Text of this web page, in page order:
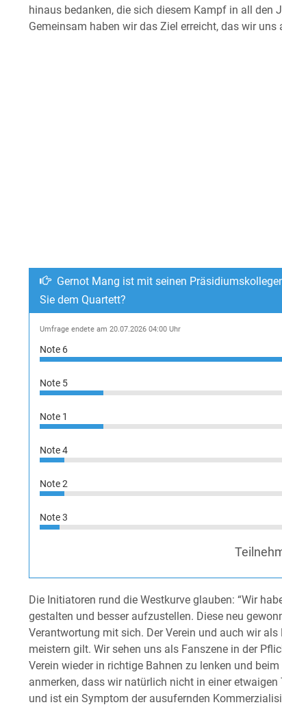
hinaus bedanken, die sich diesem Kampf in all den
Gemeinsam haben wir das Ziel erreicht, das wir
Gernot Mang ist mit seinen
Sie dem Quartett?
Umfrage endete am 20.07.2026 04:00 Uhr
Note 6
Note 5
Note 1
Note 4
Note 2
Note 3
Die Initiatoren rund die Westkurve glauben: “Wir
gestalten und besser aufzustellen. Diese neu
Verantwortung mit sich. Der Verein und auch wir
meistern gilt. Wir sehen uns als Fanszene in der
Verein wieder in richtige Bahnen zu lenken und
anmerken, dass wir natürlich nicht in einer
und ist ein Symptom der ausufernden